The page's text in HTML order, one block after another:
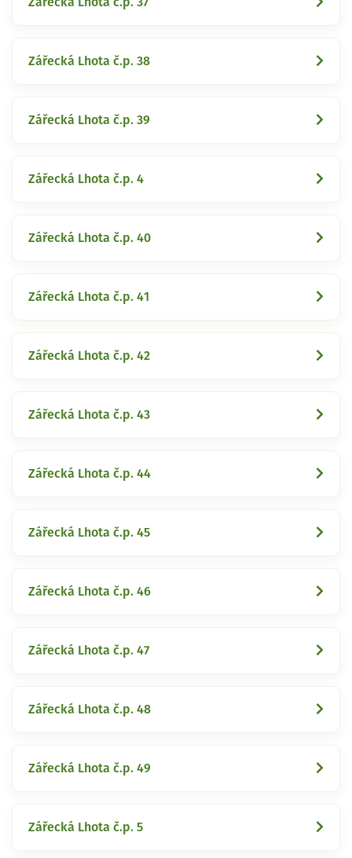
Zářecká Lhota č.p. 38
Zářecká Lhota č.p. 39
Zářecká Lhota č.p. 4
Zářecká Lhota č.p. 40
Zářecká Lhota č.p. 41
Zářecká Lhota č.p. 42
Zářecká Lhota č.p. 43
Zářecká Lhota č.p. 44
Zářecká Lhota č.p. 45
Zářecká Lhota č.p. 46
Zářecká Lhota č.p. 47
Zářecká Lhota č.p. 48
Zářecká Lhota č.p. 49
Zářecká Lhota č.p. 5